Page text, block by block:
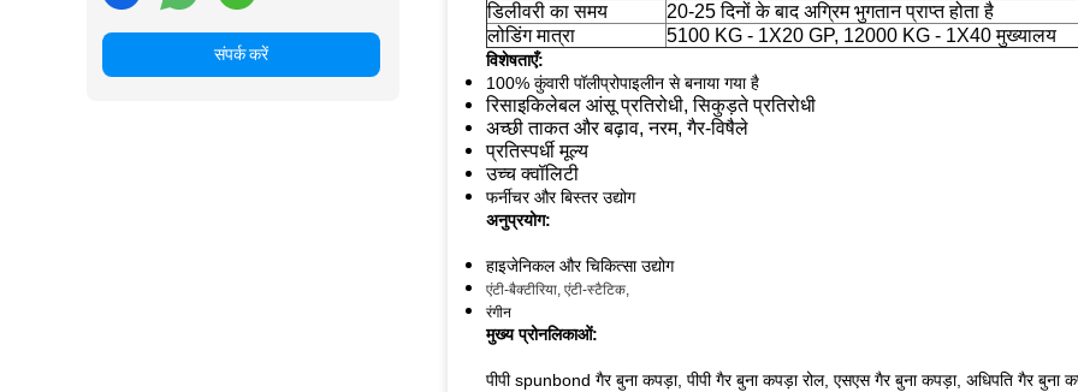
संपर्क करें
डिलीवरी का समय
20-25 दिनों के बाद अग्रिम भुगतान प्राप्त होता है
लोडिंग मात्रा
5100 KG - 1X20 GP, 12000 KG - 1X40 मुख्यालय
विशेषताएँ:
100% कुंवारी पॉलीप्रोपाइलीन से बनाया गया है
रिसाइकिलेबल आंसू प्रतिरोधी, सिकुड़ते प्रतिरोधी
अच्छी ताकत और बढ़ाव, नरम, गैर-विषैले
प्रतिस्पर्धी मूल्य
उच्च क्वॉलिटी
फर्नीचर और बिस्तर उद्योग
अनुप्रयोग:
हाइजेनिकल और चिकित्सा उद्योग
एंटी-बैक्टीरिया, एंटी-स्टैटिक,
रंगीन
मुख्य प्रोनलिकाओं:
पीपी spunbond गैर बुना कपड़ा, पीपी गैर बुना कपड़ा रोल, एसएस गैर बुना कपड़ा, अधिपति गैर बुना